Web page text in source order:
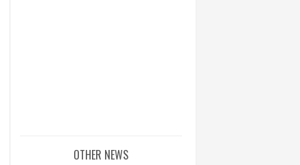
OTHER NEWS